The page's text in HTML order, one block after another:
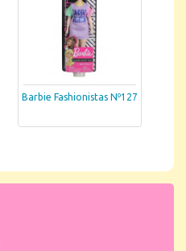
Barbie Fashionistas Nº127